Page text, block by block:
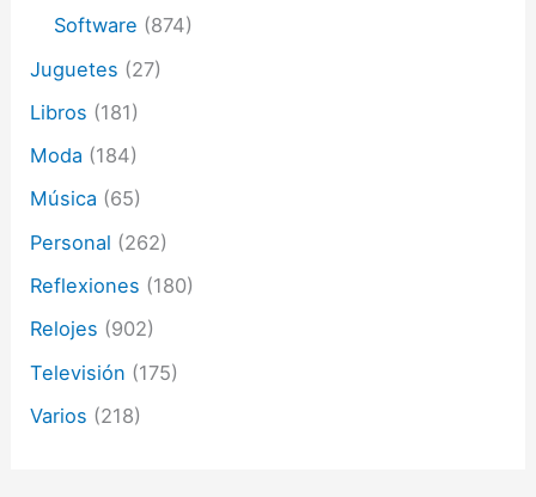
Software (874)
Juguetes (27)
Libros (181)
Moda (184)
Música (65)
Personal (262)
Reflexiones (180)
Relojes (902)
Televisión (175)
Varios (218)